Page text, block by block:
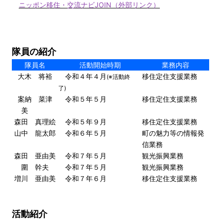
ニッポン移住・交流ナビJOIN（外部リンク）
隊員の紹介
隊員名 活動開始時期
業務内容
大木 将裕
令和４年４月 (※活動終
了)
移住定住支援業務
案納 菜津
美
令和５年５月 移住定住支援業務
森田 真理絵 令和５年９月
移住定住支援業務
山中 龍太郎
令和６年５月
町の魅力等の情報発
信業務
森田 亜由美
令和７年５月
観光振興業務
圍 幹夫
令和７年５月
観光振興業務
増川 亜由美
令和７年６月 移住定住支援業務
活動紹介